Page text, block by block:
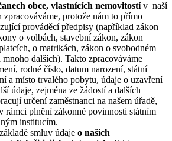
obce, vlastnících nemovitostív naší
protože nám to přímo
prováděcí předpisy (například zákon
o volbách, stavební zákon, zákon
o matrikách, zákon o svobodném
dalších). Takto zpracováváme
rodné číslo, datum narození, státní
a místo trvalého pobytu, údaje o uzavření
údaje, zejména ze žádostí a dalších
určení zaměstnanci na našem úřadě,
rámci plnění zákonné povinnosti státním
institucím.
smluv údaje o našich